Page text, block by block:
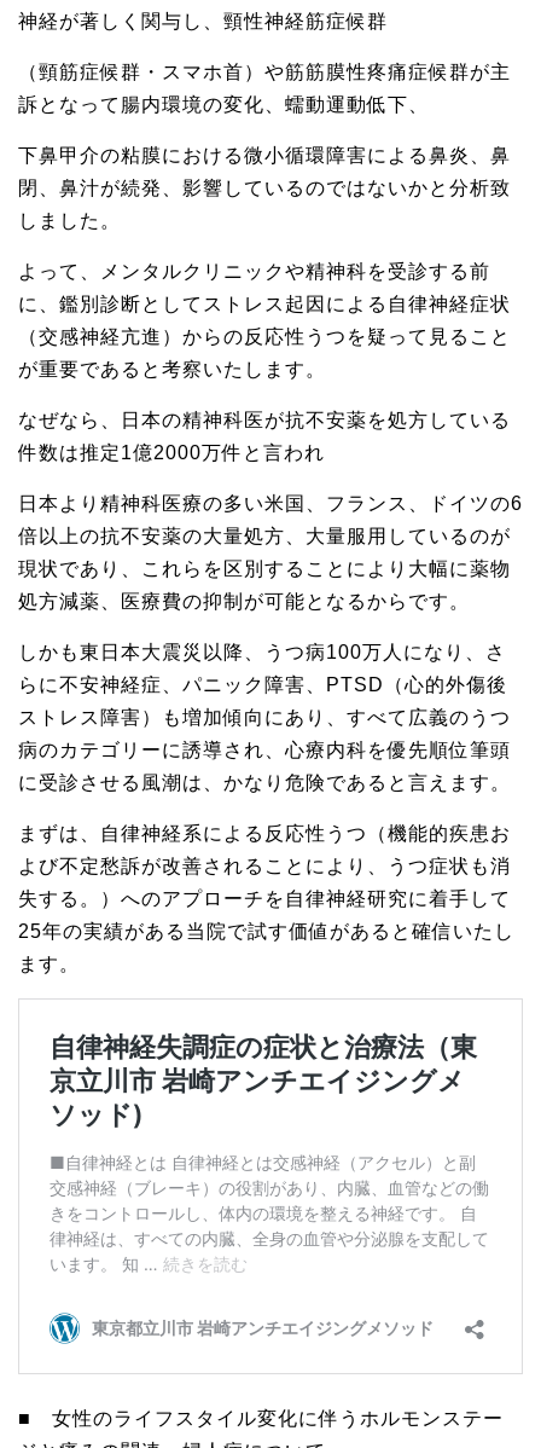
神経が著しく関与し、頸性神経筋症候群
（頸筋症候群・スマホ首）や筋筋膜性疼痛症候群が主
訴となって腸内環境の変化、蠕動運動低下、
下鼻甲介の粘膜における微小循環障害による鼻炎、鼻
閉、鼻汁が続発、影響しているのではないかと分析致
しました。
よって、メンタルクリニックや精神科を受診する前
に、鑑別診断としてストレス起因による自律神経症状
（交感神経亢進）からの反応性うつを疑って見ること
が重要であると考察いたします。
なぜなら、日本の精神科医が抗不安薬を処方している
件数は推定1億2000万件と言われ
日本より精神科医療の多い米国、フランス、ドイツの6
倍以上の抗不安薬の大量処方、大量服用しているのが
現状であり、これらを区別することにより大幅に薬物
処方減薬、医療費の抑制が可能となるからです。
しかも東日本大震災以降、うつ病100万人になり、さ
らに不安神経症、パニック障害、PTSD（心的外傷後
ストレス障害）も増加傾向にあり、すべて広義のうつ
病のカテゴリーに誘導され、心療内科を優先順位筆頭
に受診させる風潮は、かなり危険であると言えます。
まずは、自律神経系による反応性うつ（機能的疾患お
よび不定愁訴が改善されることにより、うつ症状も消
失する。）へのアプローチを自律神経研究に着手して
25年の実績がある当院で試す価値があると確信いたし
ます。
■ 女性のライフスタイル変化に伴うホルモンステー